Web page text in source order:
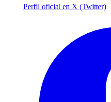
Perfil oficial en X (Twitter)